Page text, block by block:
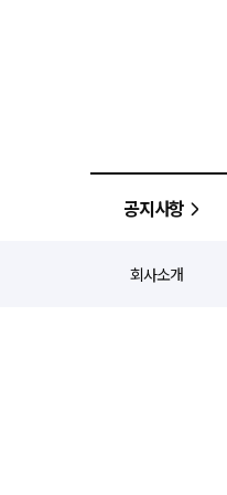
공지사항
회사소개